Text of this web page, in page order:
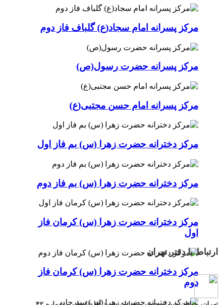
مرکز پسرانه امام سجاد(ع) گلباف فاز دوم
مرکز پسرانه حضرت رسول(ص)
مرکز پسرانه امام حسن مجتبی(ع)
مرکز دخترانه حضرت زهرا (س) بم فاز اول
مرکز دخترانه حضرت زهرا (س) بم فاز دوم
مرکز دخترانه حضرت زهرا (س) کرمان فاز
اول
مرکز دخترانه حضرت زهرا (س) کرمان فاز
دوم
ارتباط با دفتر تهران